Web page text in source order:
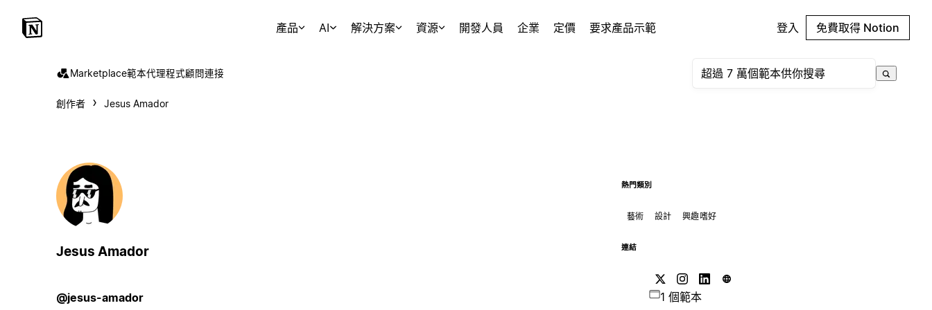
產品 AI 解決方案 資源 開發人員 企業 定價 要求產品示範 登入 免費取得 Notion
Marketplace範本代理程式顧問連接
創作者 Jesus Amador
Jesus Amador
@jesus-amador
熱門類別
藝術 設計 興趣嗜好
連結
1 個範本